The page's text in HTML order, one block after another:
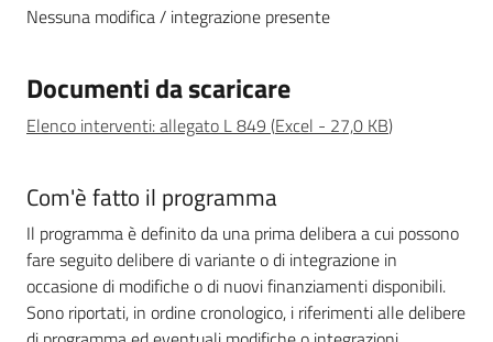
Piani Programmi
Nessuna modifica / integrazione presente
Documenti da scaricare
Elenco interventi: allegato L 849 (Excel - 27,0 KB)
Com'è fatto il programma
Il programma è definito da una prima delibera a cui possono
fare seguito delibere di variante o di integrazione in
occasione di modifiche o di nuovi finanziamenti disponibili.
Sono riportati, in ordine cronologico, i riferimenti alle delibere